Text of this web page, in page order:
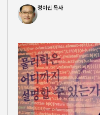
정이신 목사